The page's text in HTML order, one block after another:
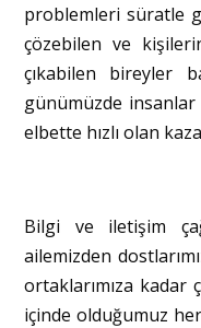
problemleri süratle
çözebilen ve
çıkabilen bireyler
günümüzde insanlar
elbette hızlı olan
Bilgi ve iletişim
ailemizden
ortaklarımıza kadar
içinde olduğumuz